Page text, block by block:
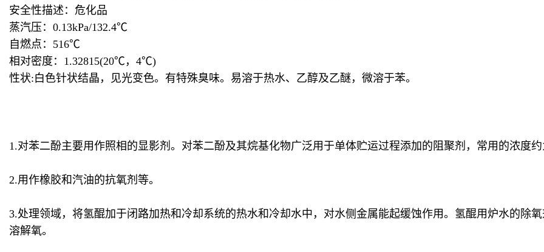
安全性描述：危化品
蒸汽压：0.13kPa/132.4℃
自燃点：516℃
相对密度：1.32815(20℃，4℃)
性状:白色针状结晶，见光变色。有特殊臭味。易溶于热水、乙醇及乙醚，微溶于苯。
1.对苯二酚主要用作照相的显影剂。对苯二酚及其烷基化物广泛用于单体贮运过程添加的阻聚剂，常用的浓度约
2.用作橡胶和汽油的抗氧剂等。
3.处理领域，将氢醌加于闭路加热和冷却系统的热水和冷却水中，对水侧金属能起缓蚀作用。氢醌用炉水的除
溶解氧。